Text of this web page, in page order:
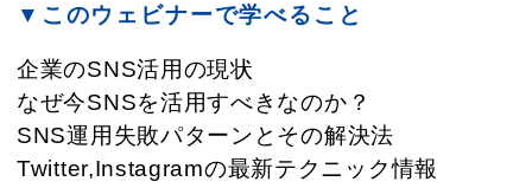
▼このウェビナーで学べること
企業のSNS活用の現状
なぜ今SNSを活用すべきなのか？
SNS運用失敗パターンとその解決法
Twitter,Instagramの最新テクニック情報